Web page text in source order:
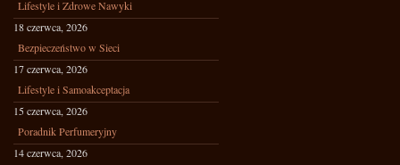
Lifestyle i Zdrowe Nawyki
18 czerwca, 2026
Bezpieczeństwo w Sieci
17 czerwca, 2026
Lifestyle i Samoakceptacja
15 czerwca, 2026
Poradnik Perfumeryjny
14 czerwca, 2026